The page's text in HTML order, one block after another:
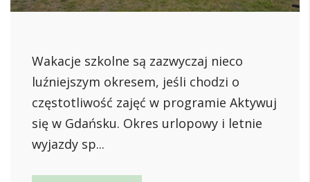
Wakacje szkolne są zazwyczaj nieco
luźniejszym okresem, jeśli chodzi o
częstotliwość zajęć w programie Aktywuj
się w Gdańsku. Okres urlopowy i letnie
wyjazdy sp...